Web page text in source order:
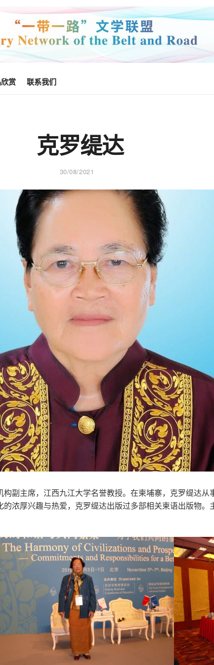
赏 联系我们
克罗缇达
30/08/2021
副主席，江西九江大学名誉教授。在柬埔寨，克罗缇达
浓厚兴趣与热爱，克罗缇达出版过多部相关柬语出版物。